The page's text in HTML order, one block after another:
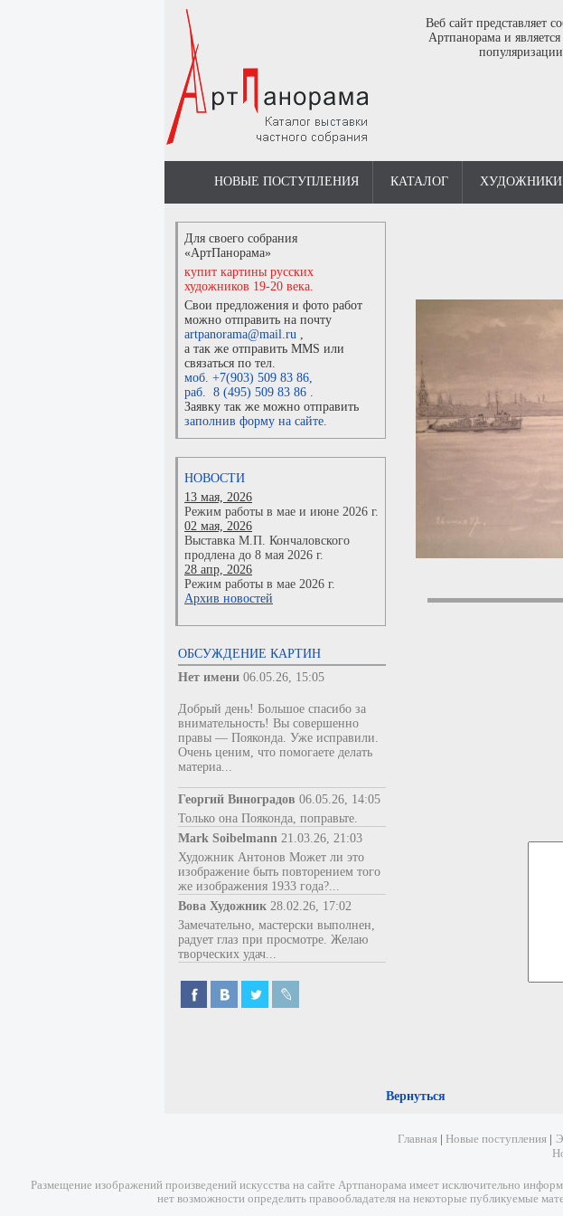
Веб сайт представляет
Артпанорама и
НОВЫЕ ПОСТУПЛЕНИЯ КАТАЛОГ ХУДОЖНИКИ
Для своего собрания
«АртПанорама»
купит картины русских
художников 19-20 века.
Свои предложения и фото работ
можно отправить на почту
artpanorama@mail.ru ,
а так же отправить MMS или
связаться по тел.
моб. +7(903) 509 83 86,
раб. 8 (495) 509 83 86 .
Заявку так же можно отправить
заполнив форму на сайте.
НОВОСТИ
13 мая, 2026
Режим работы в мае и июне 2026 г.
02 мая, 2026
Выставка М.П. Кончаловского
продлена до 8 мая 2026 г.
28 апр, 2026
Режим работы в мае 2026 г.
Архив новостей
ОБСУЖДЕНИЕ КАРТИН
Нет имени 06.05.26, 15:05
Добрый день! Большое спасибо за
внимательность! Вы совершенно
правы — Пояконда. Уже исправили.
Очень ценим, что помогаете делать
материа...
Георгий Виноградов 06.05.26, 14:05
Только она Пояконда, поправьте.
Mark Soibelmann 21.03.26, 21:03
Художник Антонов Может ли это
изображение быть повторением того
же изображения 1933 года?...
Вова Художник 28.02.26, 17:02
Замечательно, мастерски выполнен,
радует глаз при просмотре. Желаю
творческих удач...
Вернуться
Главная Новые поступления
Размещение изображений произведений искусства на сайте Артпанорама имеет исключительно
нет возможности определить правообладателя на некоторые публикуемые